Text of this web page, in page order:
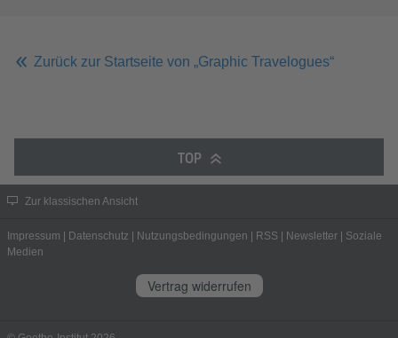
Zurück zur Startseite von „Graphic Travelogues“
TOP
Zur klassischen Ansicht
Impressum Datenschutz Nutzungsbedingungen RSS Newsletter
Soziale
Medien
Vertrag widerrufen